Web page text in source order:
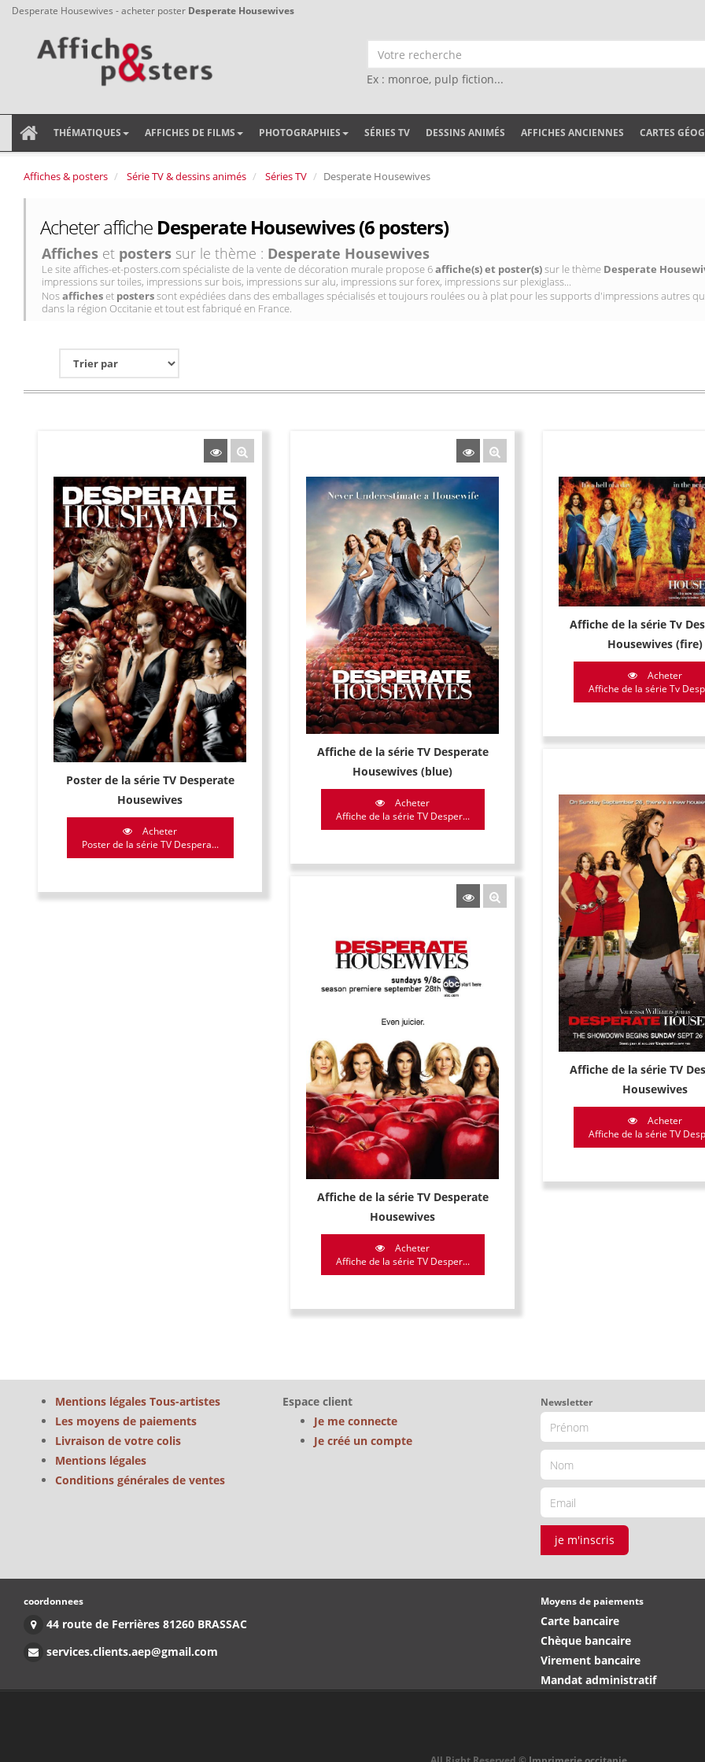
Desperate Housewives - acheter poster Desperate Housewives
Ex : monroe, pulp fiction...
THÉMATIQUES AFFICHES DE FILMS PHOTOGRAPHIES SÉRIES TV DESSINS ANIMÉS AFFICHES ANCIENNES CARTES
Affiches & posters Série TV & dessins animés Séries TV Desperate Housewives
Acheter affiche Desperate Housewives (6 posters)
Affiches et posters sur le thème : Desperate Housewives
Le site affiches-et-posters.com spécialiste de la vente de décoration murale propose 6affiche(s) et poster(s)sur le thème Desperate
impressions sur toiles, impressions sur bois, impressions sur alu, impressions sur forex, impressions sur plexiglass...
Nosafficheset posterssont expédiées dans des emballages spécialisés et toujours roulées ou à plat pour les supports d'impressions autres
dans la région Occitanie et tout est fabriqué en France.
Poster de la série TV Desperate
Housewives
Acheter
Poster de la série TV Despera...
Affiche de la série TV Desperate
Housewives (blue)
Acheter
Affiche de la série TV Desper...
Affiche de la série Tv
Housewives (fire)
Acheter
Affiche de la série Tv
Affiche de la série TV
Housewives
Acheter
Affiche de la série TV
Affiche de la série TV Desperate
Housewives
Acheter
Affiche de la série TV Desper...
Mentions légales Tous-artistes
Les moyens de paiements
Livraison de votre colis
Mentions légales
Conditions générales de ventes
Espace client
Je me connecte
Je créé un compte
Newsletter
je m'inscris
coordonnees
44 route de Ferrières 81260 BRASSAC
services.clients.aep@gmail.com
Moyens de paiements
Carte bancaire
Chèque bancaire
Virement bancaire
Mandat administratif